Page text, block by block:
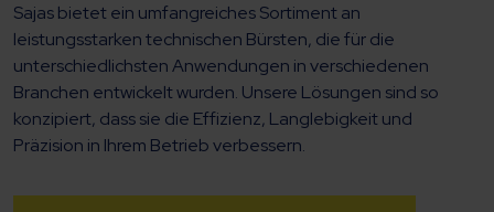
Sajas bietet ein umfangreiches Sortiment an
leistungsstarken technischen Bürsten, die für die
unterschiedlichsten Anwendungen in verschiedenen
Branchen entwickelt wurden. Unsere Lösungen sind so
konzipiert, dass sie die Effizienz, Langlebigkeit und
Präzision in Ihrem Betrieb verbessern.